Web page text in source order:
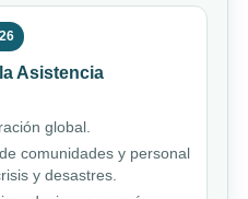
Asistencia
global.
comunidades y personal
y desastres.